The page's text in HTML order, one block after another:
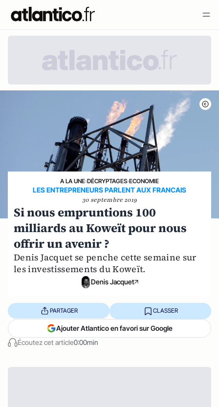
A LA UNE›DÉCRYPTAGES›ECONOMIE
LES ENTREPRENEURS PARLENT AUX FRANCAIS
30 septembre 2019
Si nous empruntions 100
milliards au Koweït pour nous
offrir un avenir ?
Denis Jacquet se penche cette semaine sur
les investissements du Koweït.
Denis Jacquet
Écoutez cet article0:00min
PARTAGER CLASSER
Ajouter Atlantico en favori sur Google